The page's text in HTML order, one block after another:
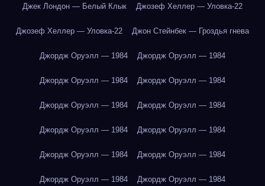
Джек Лондон — Белый Клык Джозеф Хеллер — Уловка-22
Джозеф Хеллер — Уловка-22 Джон Стейнбек — Гроздья гнева
Джордж Оруэлл — 1984 Джордж Оруэлл — 1984
Джордж Оруэлл — 1984 Джордж Оруэлл — 1984
Джордж Оруэлл — 1984 Джордж Оруэлл — 1984
Джордж Оруэлл — 1984 Джордж Оруэлл — 1984
Джордж Оруэлл — 1984 Джордж Оруэлл — 1984
Джордж Оруэлл — 1984 Джордж Оруэлл — 1984